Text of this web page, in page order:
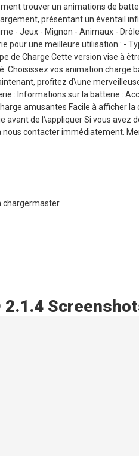
trouver un animations de
présentant un éventail
- Jeux - Mignon - Animaux -
pour une meilleure utilisation : -
de Charge Cette version vise à
Choisissez vos animation charge
profitez d\une
: Informations sur la batterie :
amusantes Facile à afficher la
de l\appliquer Si vous avez
contacter immédiatement.